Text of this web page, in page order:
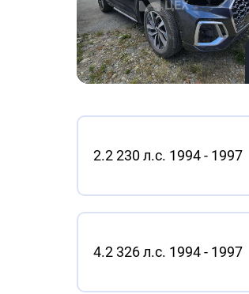
2.2 230 л.с. 1994 - 1997
4.2 326 л.с. 1994 - 1997